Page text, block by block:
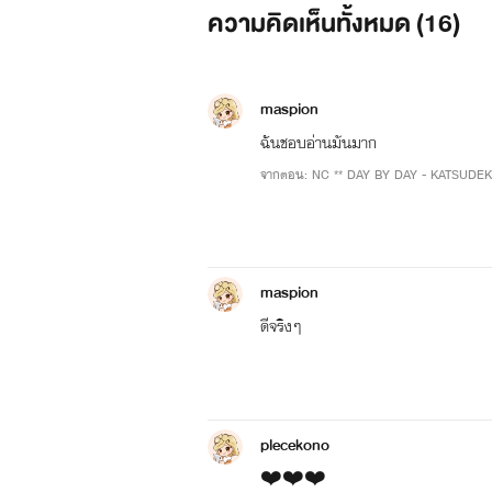
ความคิดเห็นทั้งหมด (16)
maspion
ฉันชอบอ่านมันมาก
จากตอน: NC ** DAY BY DAY -
maspion
ดีจริงๆ
plecekono
❤️❤️❤️